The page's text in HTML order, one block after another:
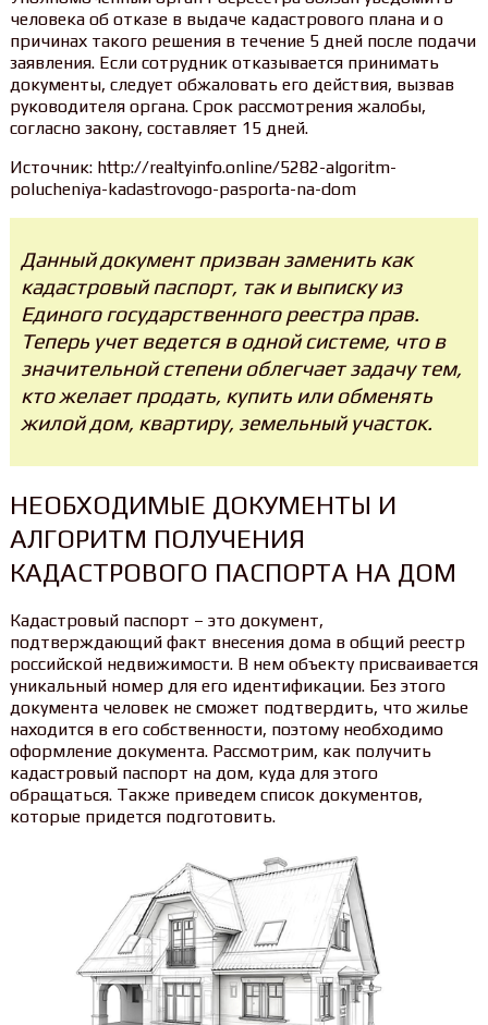
человека об отказе в выдаче кадастрового плана и о
причинах такого решения в течение 5 дней после подачи
заявления. Если сотрудник отказывается принимать
документы, следует обжаловать его действия, вызвав
руководителя органа. Срок рассмотрения жалобы,
согласно закону, составляет 15 дней.
Источник: http://realtyinfo.online/5282-algoritm-
polucheniya-kadastrovogo-pasporta-na-dom
Данный документ призван заменить как
кадастровый паспорт, так и выписку из
Единого государственного реестра прав.
Теперь учет ведется в одной системе, что в
значительной степени облегчает задачу тем,
кто желает продать, купить или обменять
жилой дом, квартиру, земельный участок.
НЕОБХОДИМЫЕ ДОКУМЕНТЫ И
АЛГОРИТМ ПОЛУЧЕНИЯ
КАДАСТРОВОГО ПАСПОРТА НА ДОМ
Кадастровый паспорт – это документ,
подтверждающий факт внесения дома в общий реестр
российской недвижимости. В нем объекту присваивается
уникальный номер для его идентификации. Без этого
документа человек не сможет подтвердить, что жилье
находится в его собственности, поэтому необходимо
оформление документа. Рассмотрим, как получить
кадастровый паспорт на дом, куда для этого
обращаться. Также приведем список документов,
которые придется подготовить.